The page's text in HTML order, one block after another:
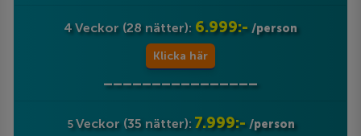
4 Veckor (28 nätter): 6.999:- /person
Klicka här
5Veckor (35 nätter): 7.999:- /person